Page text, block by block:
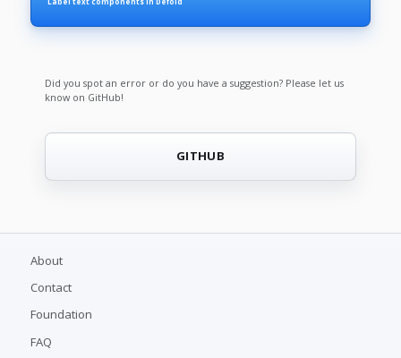
Label text components in Defold
Did you spot an error or do you have a suggestion? Please let us
know on GitHub!
GITHUB
About
Contact
Foundation
FAQ